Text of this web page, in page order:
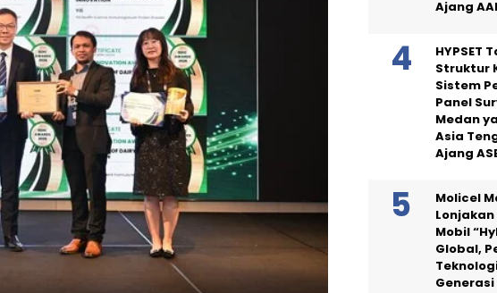
Ajang
HYPSET
Struktur
Sistem
Panel
Medan
Asia
Ajang
Molicel
Mobil
Global,